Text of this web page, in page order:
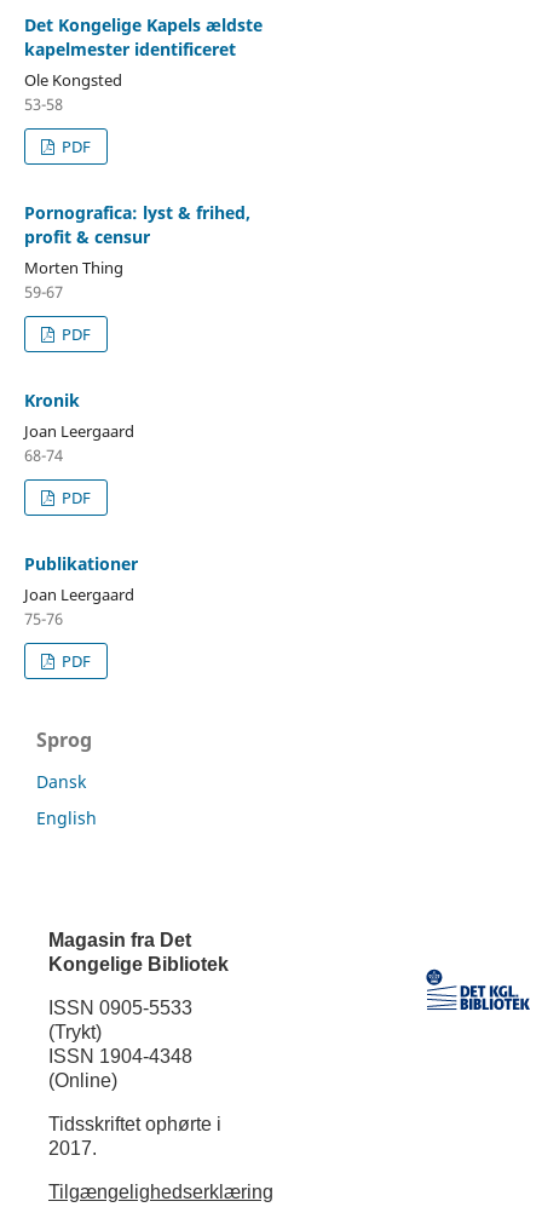
Det Kongelige Kapels ældste
kapelmester identificeret
Ole Kongsted
53-58
PDF
Pornografica: lyst & frihed,
profit & censur
Morten Thing
59-67
PDF
Kronik
Joan Leergaard
68-74
PDF
Publikationer
Joan Leergaard
75-76
PDF
Sprog
Dansk
English
Magasin fra Det
Kongelige Bibliotek
ISSN 0905-5533
(Trykt)
ISSN 1904-4348
(Online)
Tidsskriftet ophørte i
2017.
Tilgængelighedserklæring